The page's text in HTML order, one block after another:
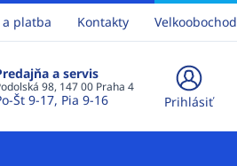
a platba Kontakty Velkoobochod
a servis
98, 147 00 Praha 4
Št 9-17, Pia 9-16 Prihlásiť